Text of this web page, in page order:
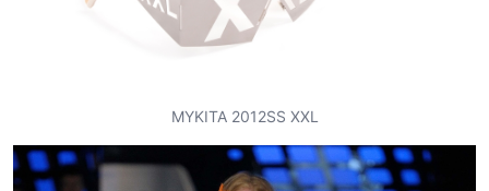
MYKITA 2012SS XXL